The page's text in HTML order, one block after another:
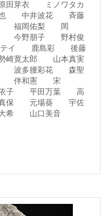
田芽衣 ミノワタカ
中井波花 斉藤
福岡佑梨 岡
今野朋子 野村俊
テイ 鹿島彩 後藤
太郎 山本真実
波多腰彩花 森聖
伴和憲 宋
平田万葉 高
保 元場葵 宇佐
希 山口美音